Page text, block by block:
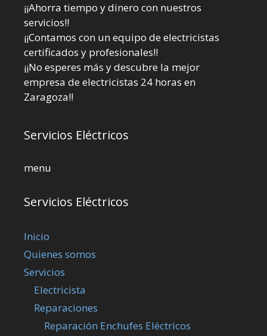
¡¡Ahorra tiempo y dinero con nuestros
servicios!!
¡¡Contamos con un equipo de electricistas
certificados y profesionales!!
¡¡No esperes más y descubre la mejor
empresa de electricistas 24 horas en
Zaragoza!!
Servicios Eléctricos
menu
Servicios Eléctricos
Inicio
Quienes somos
Servicios
Electricista
Reparaciones
Reparación Enchufes Eléctricos